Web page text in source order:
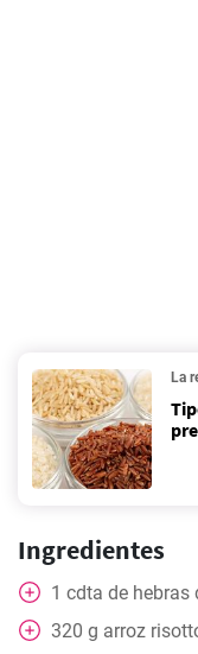
La
Ingredientes
1 cdta de hebras
320 g arroz